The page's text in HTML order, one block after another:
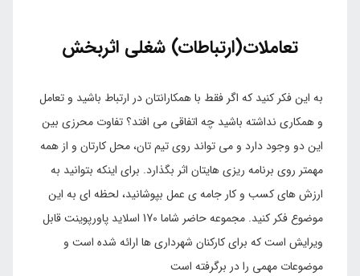
تعاملات(ارتباطات) شغلی اثربخش
به این فکر کنید که اگر فقط با همکارانتان در ارتباط باشید و تعامل
و همکاری نداشته باشید چه اتفاقی می افتد؟ تفاوت محرزی بین
این دو وجود دارد و می تواند روی تیم تان، محل کارتان و از همه
مهمتر روی برنامه ریزی هایتان اثر بگذارد. برای اینکه بتوانید به
ارزش های کسب و کار جامه ی عمل بپوشانید، لحظه ای به این
موضوع فکر کنید. مجموعه حاضر شاما 170 اسلاید پاورپوینت قابل
ویرایش است که برای کارکنان شهرداری ها ارائه شده است و
موضوعات مهمی را در برگرفته است